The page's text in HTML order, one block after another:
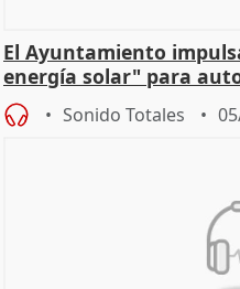
El Ayuntamiento
energía solar" para
Sonido Totales